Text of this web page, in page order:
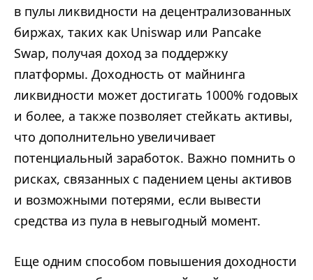
в пулы ликвидности на децентрализованных
биржах, таких как Uniswap или Pancake
Swap, получая доход за поддержку
платформы. Доходность от майнинга
ликвидности может достигать 1000% годовых
и более, а также позволяет стейкать активы,
что дополнительно увеличивает
потенциальный заработок. Важно помнить о
рисках, связанных с падением цены активов
и возможными потерями, если вывести
средства из пула в невыгодный момент.
Еще одним способом повышения доходности